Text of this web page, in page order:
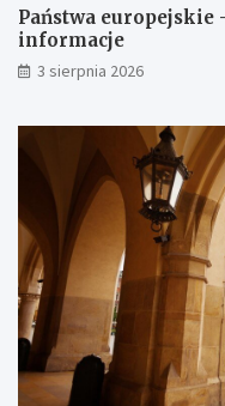
Państwa europejskie
informacje
3 sierpnia 2026